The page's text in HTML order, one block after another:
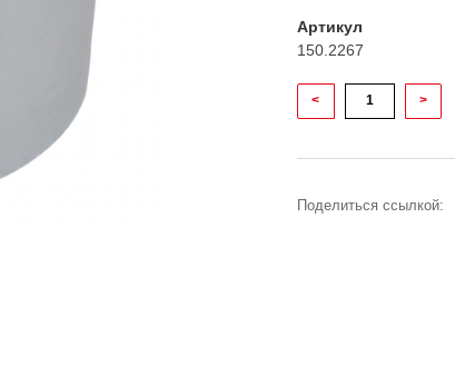
Артикул
150.2267
< >
Поделиться ссылкой: